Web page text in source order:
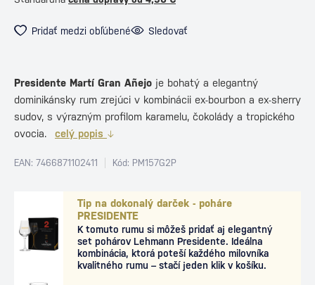
Pridať medzi obľúbené Sledovať
Tip na dokonalý darček - poháre
PRESIDENTE
K tomuto rumu si môžeš pridať aj elegantný
set pohárov Lehmann Presidente. Ideálna
kombinácia, ktorá poteší každého milovníka
kvalitného rumu – stačí jeden klik v košíku.
Presidente Martí Gran Añejo je bohatý a elegantný
dominikánsky rum zrejúci v kombinácii ex-bourbon a ex-sherry
sudov, s výrazným profilom karamelu, čokolády a tropického
ovocia.
celý popis
EAN: 7466871102411 Kód: PM157G2P